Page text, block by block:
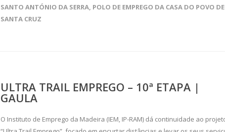
SANTO ANTÓNIO DA SERRA, POLO DE EMPREGO DA CASA DO POVO DE
SANTA CRUZ
ULTRA TRAIL EMPREGO – 10ª ETAPA |
GAULA
O Instituto de Emprego da Madeira (IEM, IP-RAM) dá continuidade ao